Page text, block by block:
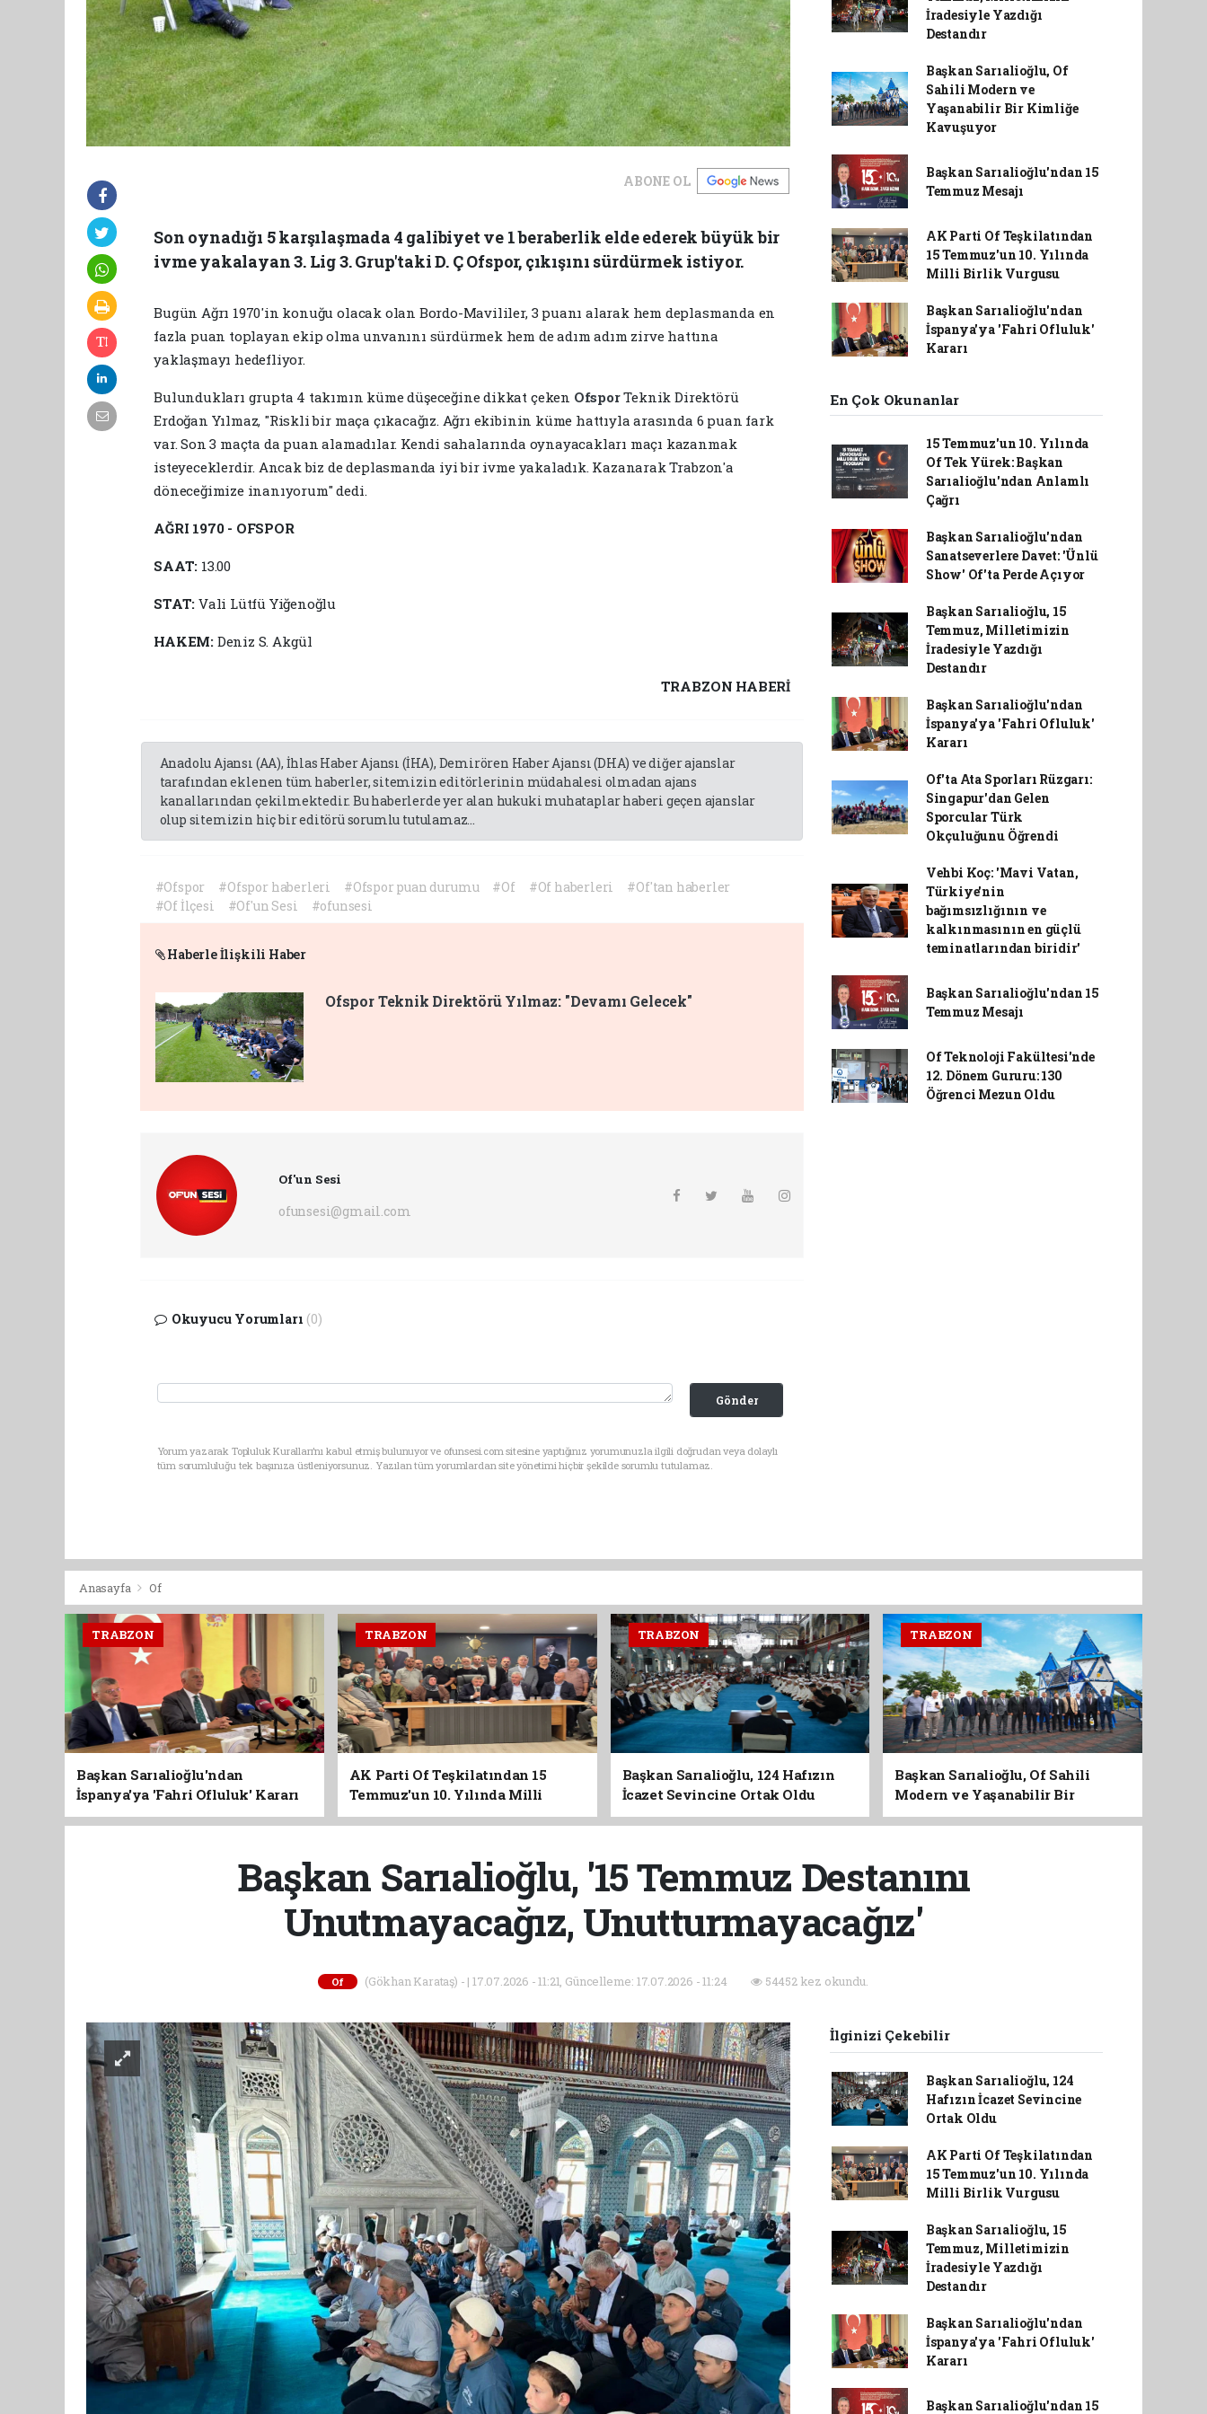
ABONE OL
Son oynadığı 5 karşılaşmada 4 galibiyet ve 1 beraberlik elde ederek büyük bir
ivme yakalayan 3. Lig 3. Grup'taki D. Ç Ofspor, çıkışını sürdürmek istiyor.
Bugün Ağrı 1970'in konuğu olacak olan Bordo-Mavililer, 3 puanı alarak hem deplasmanda en
fazla puan toplayan ekip olma unvanını sürdürmek hem de adım adım zirve hattına
yaklaşmayı hedefliyor.
Bulundukları grupta 4 takımın küme düşeceğine dikkat çeken OfsporTeknik Direktörü
Erdoğan Yılmaz, "Riskli bir maça çıkacağız. Ağrı ekibinin küme hattıyla arasında 6 puan fark
var. Son 3 maçta da puan alamadılar. Kendi sahalarında oynayacakları maçı kazanmak
isteyeceklerdir. Ancak biz de deplasmanda iyi bir ivme yakaladık. Kazanarak Trabzon'a
döneceğimize inanıyorum" dedi.
AĞRI 1970 - OFSPOR
SAAT: 13.00
STAT: Vali Lütfü Yiğenoğlu
HAKEM: Deniz S. Akgül
TRABZON HABERİ
Anadolu Ajansı (AA), İhlas Haber Ajansı (İHA), Demirören Haber Ajansı (DHA) ve diğer ajanslar
tarafından eklenen tüm haberler, sitemizin editörlerinin müdahalesi olmadan ajans
kanallarından çekilmektedir. Bu haberlerde yer alan hukuki muhataplar haberi geçen ajanslar
olup sitemizin hiç bir editörü sorumlu tutulamaz...
#Ofspor #Ofspor haberleri #Ofspor puan durumu #Of #Of haberleri
#Of'tan haberler
#Of İlçesi
#Of'un Sesi #ofunsesi
Haberle İlişkili Haber
Ofspor Teknik Direktörü Yılmaz: "Devamı Gelecek"
Of'un Sesi
ofunsesi@gmail.com
Okuyucu Yorumları (0)
Gönder
Yorum yazarak Topluluk Kuralları’nı kabul etmiş bulunuyor ve ofunsesi.com sitesine yaptığınız yorumunuzla ilgili doğrudan veya dolaylı
tüm sorumluluğu tek başınıza üstleniyorsunuz. Yazılan tüm yorumlardan site yönetimi hiçbir şekilde sorumlu tutulamaz.
İradesiyle Yazdığı
Destandır
Başkan Sarıalioğlu, Of
Sahili Modern ve
Yaşanabilir Bir Kimliğe
Kavuşuyor
Başkan Sarıalioğlu'ndan 15
Temmuz Mesajı
AK Parti Of Teşkilatından
15 Temmuz'un 10. Yılında
Milli Birlik Vurgusu
Başkan Sarıalioğlu'ndan
İspanya'ya 'Fahri Ofluluk'
Kararı
En Çok Okunanlar
15 Temmuz'un 10. Yılında
Of Tek Yürek: Başkan
Sarıalioğlu'ndan Anlamlı
Çağrı
Başkan Sarıalioğlu'ndan
Sanatseverlere Davet: 'Ünlü
Show' Of'ta Perde Açıyor
Başkan Sarıalioğlu, 15
Temmuz, Milletimizin
İradesiyle Yazdığı
Destandır
Başkan Sarıalioğlu'ndan
İspanya'ya 'Fahri Ofluluk'
Kararı
Of'ta Ata Sporları Rüzgarı:
Singapur'dan Gelen
Sporcular Türk
Okçuluğunu Öğrendi
Vehbi Koç: 'Mavi Vatan,
Türkiye'nin
bağımsızlığının ve
kalkınmasının en güçlü
teminatlarından biridir'
Başkan Sarıalioğlu'ndan 15
Temmuz Mesajı
Of Teknoloji Fakültesi'nde
12. Dönem Gururu: 130
Öğrenci Mezun Oldu
Anasayfa Of
TRABZON
Başkan Sarıalioğlu'ndan
İspanya'ya 'Fahri Ofluluk' Kararı
TRABZON
AK Parti Of Teşkilatından 15
Temmuz'un 10. Yılında Milli
Birlik Vurgusu
TRABZON
Başkan Sarıalioğlu, 124 Hafızın
İcazet Sevincine Ortak Oldu
TRABZON
Başkan Sarıalioğlu, Of Sahili
Modern ve Yaşanabilir Bir
Kimliğe Kavuşuyor
Başkan Sarıalioğlu, '15 Temmuz Destanını
Unutmayacağız, Unutturmayacağız'
Of (Gökhan Karataş) - | 17.07.2026 - 11:21, Güncelleme: 17.07.2026 - 11:24 54452 kez okundu.
İlginizi Çekebilir
Başkan Sarıalioğlu, 124
Hafızın İcazet Sevincine
Ortak Oldu
AK Parti Of Teşkilatından
15 Temmuz'un 10. Yılında
Milli Birlik Vurgusu
Başkan Sarıalioğlu, 15
Temmuz, Milletimizin
İradesiyle Yazdığı
Destandır
Başkan Sarıalioğlu'ndan
İspanya'ya 'Fahri Ofluluk'
Kararı
Başkan Sarıalioğlu'ndan 15